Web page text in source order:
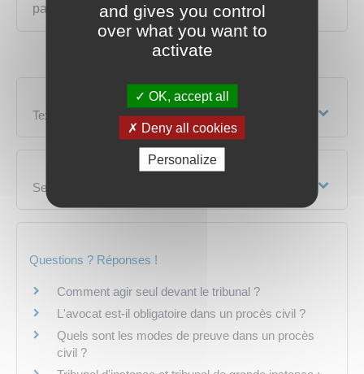
par le tribunal ?
Textes de référence
Services en ligne et formulaires
Questions ? Réponses !
Comment agir seul devant le tribunal ?
L'avocat est-il obligatoire dans un procès civil ?
Quels sont les modes de preuve dans un procès
civil ?
and gives you control
over what you want to
activate
OK, accept all
Deny all cookies
Personalize